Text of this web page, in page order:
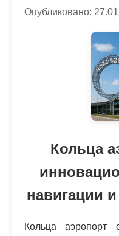
Опубликовано:
Кольца
навигации
Кольца